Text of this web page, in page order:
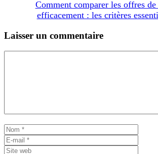
Comment comparer les offres
efficacement : les critères
Laisser un commentaire
Nom
mail
web